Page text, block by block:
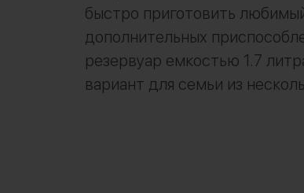
быстро приготовить
дополнительных
резервуар емкостью 1.7
вариант для семьи из